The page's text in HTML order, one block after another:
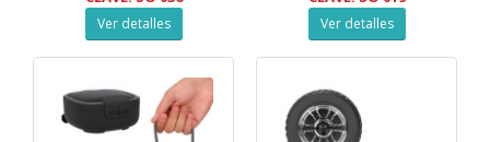
Ver detalles Ver detalles